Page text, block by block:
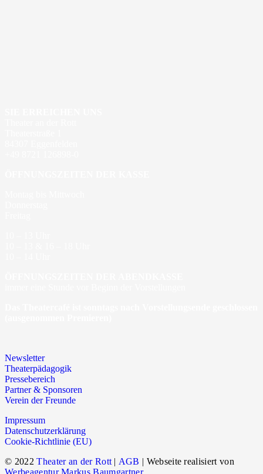
Newsletter
Theaterpädagogik
Pressebereich
Partner & Sponsoren
Verein der Freunde
Impressum
Datenschutzerklärung
Cookie-Richtlinie (EU)
© 2022 Theater an der Rott | AGB | Webseite realisiert von
Werbeagentur Markus Baumgartner